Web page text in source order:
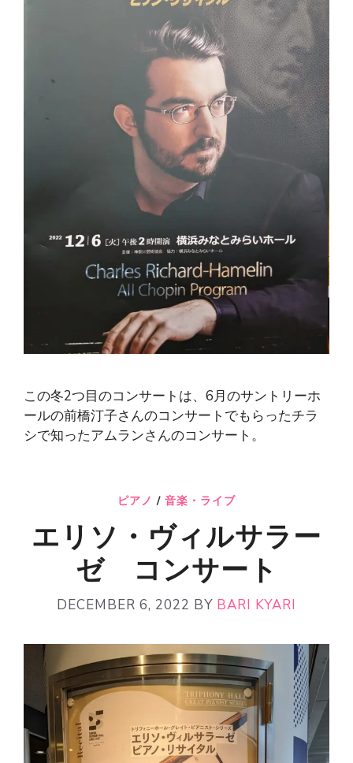
この冬2つ目のコンサートは、6月のサントリーホ
ールの前橋汀子さんのコンサートでもらったチラ
シで知ったアムランさんのコンサート。
ピアノ / 音楽・ライブ
エリソ・ヴィルサラー
ゼ コンサート
DECEMBER 6, 2022 BY BARI KYARI